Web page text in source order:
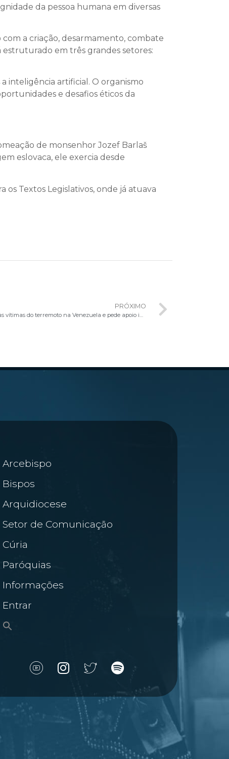
da pessoa humana em diversas
com a criação, desarmamento, combate
em três grandes setores:
inteligência artificial. O organismo
e desafios éticos da
de monsenhor Jozef Barlaš
eslovaca, ele exercia desde
Textos Legislativos, onde já atuava
PRÓXIMO
Papa Leão XIV manifesta solidariedade às vítimas do terremoto na Venezuela e pede apoio internacional
Arcebispo
Bispos
Arquidiocese
Setor de Comunicação
Cúria
Paróquias
Informações
Entrar